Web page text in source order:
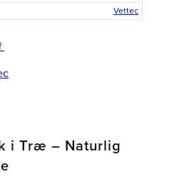
Vettec
i Træ – Naturlig